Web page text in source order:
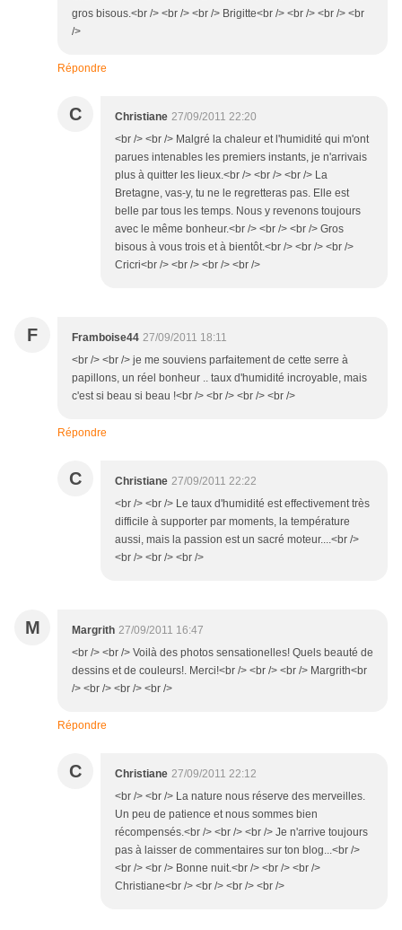
gros bisous.<br /> <br /> <br /> Brigitte<br /> <br /> <br /> <br
/>
Répondre
C Christiane 27/09/2011 22:20
<br /> <br /> Malgré la chaleur et l'humidité qui m'ont
parues intenables les premiers instants, je n'arrivais
plus à quitter les lieux.<br /> <br /> <br /> La
Bretagne, vas-y, tu ne le regretteras pas. Elle est
belle par tous les temps. Nous y revenons toujours
avec le même bonheur.<br /> <br /> <br /> Gros
bisous à vous trois et à bientôt.<br /> <br /> <br />
Cricri<br /> <br /> <br /> <br />
F Framboise44 27/09/2011 18:11
<br /> <br /> je me souviens parfaitement de cette serre à
papillons, un réel bonheur .. taux d'humidité incroyable, mais
c'est si beau si beau !<br /> <br /> <br /> <br />
Répondre
C Christiane 27/09/2011 22:22
<br /> <br /> Le taux d'humidité est effectivement très
difficile à supporter par moments, la température
aussi, mais la passion est un sacré moteur....<br />
<br /> <br /> <br />
M Margrith 27/09/2011 16:47
<br /> <br /> Voilà des photos sensationelles! Quels beauté de
dessins et de couleurs!. Merci!<br /> <br /> <br /> Margrith<br
/> <br /> <br /> <br />
Répondre
C Christiane 27/09/2011 22:12
<br /> <br /> La nature nous réserve des merveilles.
Un peu de patience et nous sommes bien
récompensés.<br /> <br /> <br /> Je n'arrive toujours
pas à laisser de commentaires sur ton blog...<br />
<br /> <br /> Bonne nuit.<br /> <br /> <br />
Christiane<br /> <br /> <br /> <br />